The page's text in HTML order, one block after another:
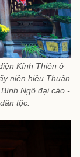
Kính Thiên ở
niên hiệu Thuận
Ngô đại cáo -
tộc.